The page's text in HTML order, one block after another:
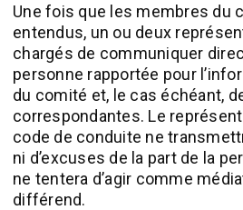
Une fois que les membres du
entendus, un ou deux
chargés de communiquer
personne rapportée pour
du comité et, le cas échéant,
correspondantes. Le
code de conduite ne
ni d’excuses de la part de la
ne tentera d’agir comme
différend.